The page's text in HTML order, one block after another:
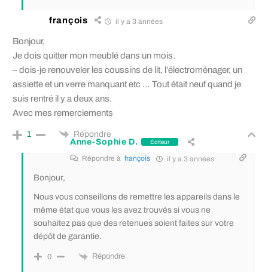
françois il y a 3 années
Bonjour,
Je dois quitter mon meublé dans un mois.
– dois-je renouveler les coussins de lit, l’électroménager, un
assiette et un verre manquant etc … Tout était neuf quand je
suis rentré il y a deux ans.
Avec mes remerciements
1
Répondre
Anne-Sophie D.
Éditeur
Répondre à françois il y a 3 années
Bonjour,
Nous vous conseillons de remettre les appareils dans le
même état que vous les avez trouvés si vous ne
souhaitez pas que des retenues soient faites sur votre
dépôt de garantie.
0 Répondre